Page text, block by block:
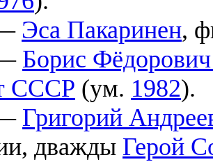
Эса Пакаринен,
Борис
СССР (ум. 1982).
Григорий
дважды Герой